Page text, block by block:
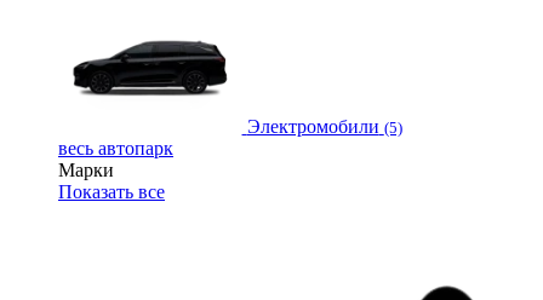
Электромобили (5)
весь автопарк
Марки
Показать все